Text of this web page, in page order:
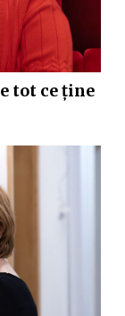
tot ce ține